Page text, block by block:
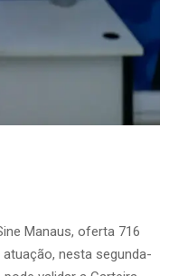
Manaus, oferta 716
nesta segunda-